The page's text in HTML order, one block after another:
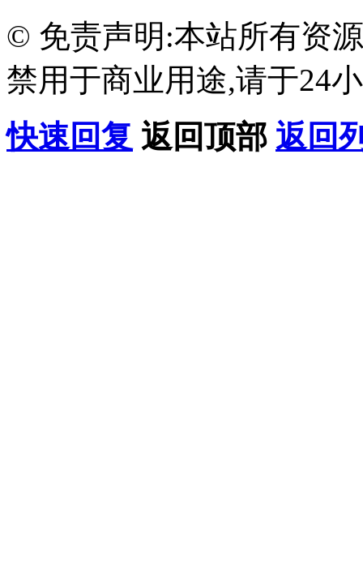
© 免责声明:本站所有资
禁用于商业用途,请于24
快速回复 返回顶部 返回